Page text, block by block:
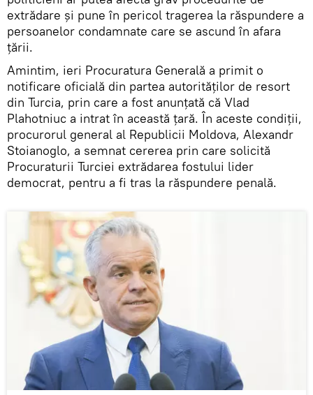
extrădare și pune în pericol tragerea la răspundere a
persoanelor condamnate care se ascund în afara
țării.
Amintim, ieri Procuratura Generală a primit o
notificare oficială din partea autorităților de resort
din Turcia, prin care a fost anunțată că Vlad
Plahotniuc a intrat în această țară. În aceste condiții,
procurorul general al Republicii Moldova, Alexandr
Stoianoglo, a semnat cererea prin care solicită
Procuraturii Turciei extrădarea fostului lider
democrat, pentru a fi tras la răspundere penală.